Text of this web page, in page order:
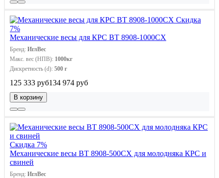
Скидка
7%
Механические весы для КРС ВТ 8908-1000СХ
Бренд: ИглВес
Макс. вес (НПВ): 1000кг
Дискретность (d): 500 г
125 333 руб134 974 руб
В корзину
Скидка 7%
Механические весы ВТ 8908-500СХ для молодняка КРС и
свиней
Бренд: ИглВес